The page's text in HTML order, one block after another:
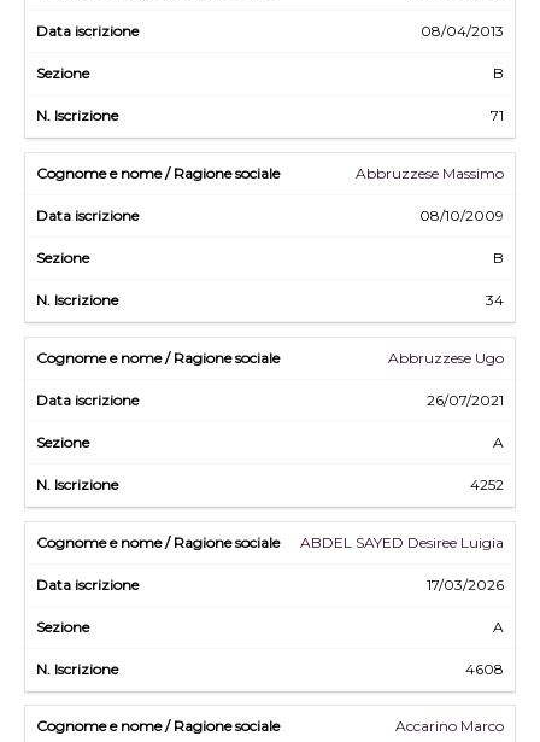
08/04/2013
B
71
Abbruzzese Massimo
08/10/2009
B
34
Abbruzzese Ugo
26/07/2021
A
4252
ABDEL SAYED Desiree Luigia
17/03/2026
A
4608
Accarino Marco